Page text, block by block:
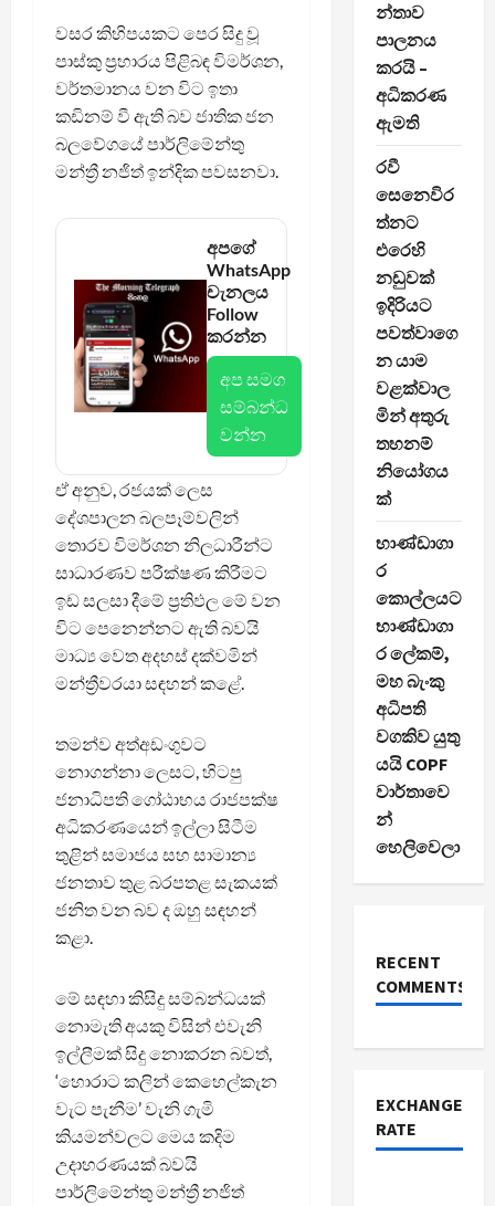
වසර කිහිපයකට පෙර සිදු වූ
පාස්කු ප්‍රහාරය පිළිබඳ විමර්ශන,
වර්තමානය වන විට ඉතා
කඩිනම් වී ඇති බව ජාතික ජන
බලවේගයේ පාර්ලිමේන්තු
මන්ත්‍රී නජිත් ඉන්දික පවසනවා.
අපගේ
WhatsApp
චැනලය
Follow
කරන්න
අප සමග
සම්බන්ධ
වන්න
ඒ අනුව, රජයක් ලෙස
දේශපාලන බලපෑම්වලින්
තොරව විමර්ශන නිලධාරීන්ට
සාධාරණව පරීක්ෂණ කිරීමට
ඉඩ සලසා දීමේ ප්‍රතිඵල මේ වන
විට පෙනෙන්නට ඇති බවයි
මාධ්‍ය වෙත අදහස් දක්වමින්
මන්ත්‍රීවරයා සඳහන් කළේ.
තමන්ව අත්අඩංගුවට
නොගන්නා ලෙසට, හිටපු
ජනාධිපති ගෝඨාභය රාජපක්ෂ
අධිකරණයෙන් ඉල්ලා සිටීම
තුළින් සමාජය සහ සාමාන්‍ය
ජනතාව තුළ බරපතළ සැකයක්
ජනිත වන බව ද ඔහු සඳහන්
කළා.
මේ සඳහා කිසිදු සම්බන්ධයක්
නොමැති අයකු විසින් එවැනි
ඉල්ලීමක් සිදු නොකරන බවත්,
‘හොරාට කලින් කෙහෙල්කැන
වැට පැනීම’ වැනි ගැමි
කියමන්වලට මෙය කදිම
උදාහරණයක් බවයි
පාර්ලිමේන්තු මන්ත්‍රී නජිත්
න්තාව
පාලනය
කරයි –
අධිකරණ
ඇමති
රවී
සෙනෙවිර
ත්නට
එරෙහි
නඩුවක්
ඉදිරියට
පවත්වාගෙ
න යාම
වළක්වාල
මින් අතුරු
තහනම්
නියෝගය
ක්
භාණ්ඩාගා
ර
කොල්ලයට
භාණ්ඩාගා
ර ලේකම්,
මහ බැංකු
අධිපති
වගකිව යුතු
යයි COPF
වාර්තාවෙ
න්
හෙලිවෙලා
RECENT
COMMENTS
EXCHANGE
RATE